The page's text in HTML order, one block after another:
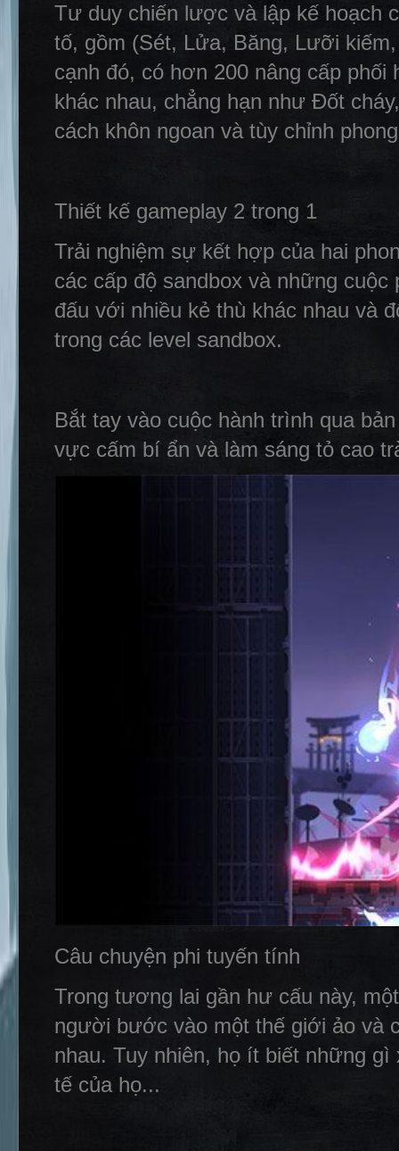
Tư duy chiến lược và lập kế hoạch
tố, gồm (Sét, Lửa, Băng, Lưỡi
cạnh đó, có hơn 200 nâng cấp phối
khác nhau, chẳng hạn như Đốt
cách khôn ngoan và tùy chỉnh
Thiết kế gameplay 2 trong 1
Trải nghiệm sự kết hợp của hai
các cấp độ sandbox và những
đấu với nhiều kẻ thù khác nhau và
trong các level sandbox.
Bắt tay vào cuộc hành trình qua
vực cấm bí ẩn và làm sáng tỏ cao
Câu chuyện phi tuyến tính
Trong tương lai gần hư cấu này,
người bước vào một thế giới ảo và
nhau. Tuy nhiên, họ ít biết những
tế của họ...